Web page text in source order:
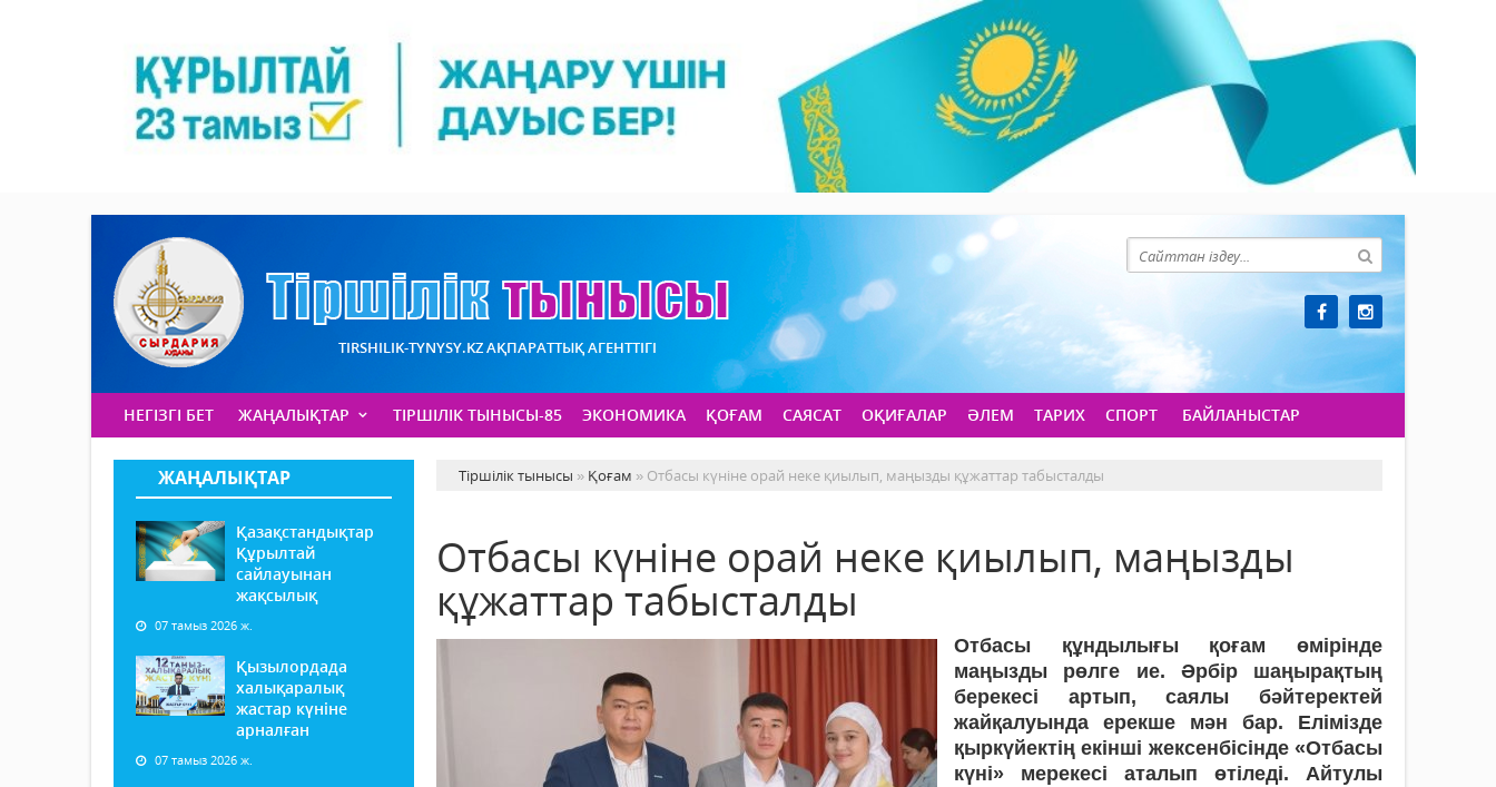
TIRSHILIK-TYNYSY.KZ АҚПАРАТТЫҚ АГЕНТТІГІ
НЕГІЗГІ БЕТ ЖАҢАЛЫҚТАР ТІРШІЛІК ТЫНЫСЫ-85 ЭКОНОМИКА ҚОҒАМ САЯСАТ ОҚИҒАЛАР ӘЛЕМ ТАРИХ СПОРТ БАЙЛАНЫСТАР
ЖАҢАЛЫҚТАР
Қазақстандықтар
Құрылтай
сайлауынан
жақсылық
07 тамыз 2026 ж.
Қызылордада
халықаралық
жастар күніне
арналған
07 тамыз 2026 ж.
Тіршілік тынысы » Қоғам » Отбасы күніне орай неке қиылып, маңызды құжаттар табысталды
Отбасы күніне орай неке қиылып, маңызды
құжаттар табысталды
Отбасы құндылығы қоғам өмірінде
маңызды рөлге ие. Әрбір шаңырақтың
берекесі артып, саялы бәйтеректей
жайқалуында ерекше мән бар. Елімізде
қыркүйектің екінші жексенбісінде «Отбасы
күні» мерекесі аталып өтіледі. Айтулы